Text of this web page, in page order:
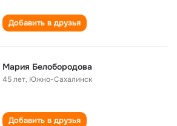
Добавить в друзья
Мария Белобородова
45 лет, Южно-Сахалинск
Добавить в друзья